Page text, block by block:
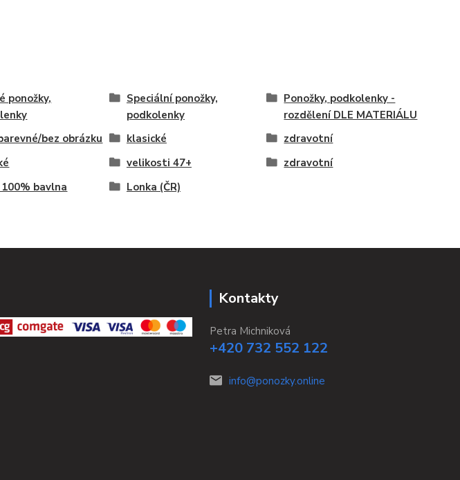
ponožky,
Speciální ponožky,
podkolenky
Ponožky, podkolenky -
rozdělení DLE MATERIÁLU
bez obrázku klasické
zdravotní
velikosti 47+
zdravotní
bavlna Lonka (ČR)
Kontakty
Petra Michniková
+420 732 552 122
info@ponozky.online